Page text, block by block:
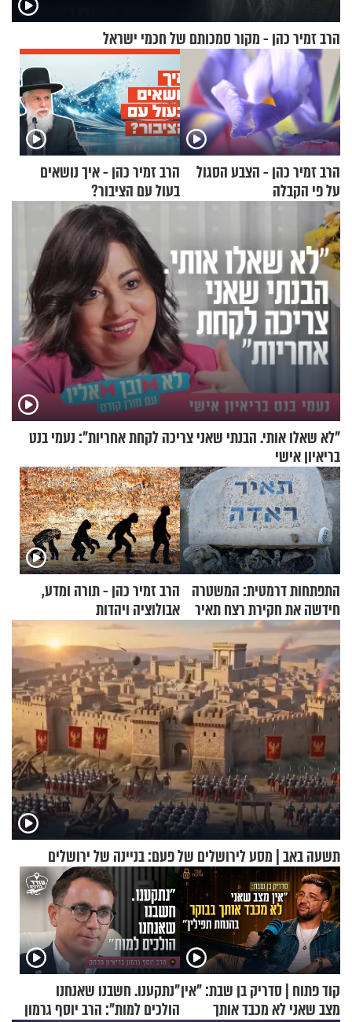
הרב זמיר כהן - מקור סמכותם של חכמי ישראל
הרב זמיר כהן - הצבע הסגול
על פי הקבלה
הרב זמיר כהן - איך נושאים
בעול עם הציבור?
"לא שאלו אותי. הבנתי שאני צריכה לקחת אחריות": נעמי בנט
בריאיון אישי
התפתחות דרמטית: המשטרה
חידשה את חקירת רצח תאיר
ראדה
הרב זמיר כהן - תורה ומדע,
אבולוציה ויהדות
תשעה באב | מסע לירושלים של פעם: בניינה של ירושלים
קוד פתוח | סדריק בן שבת: "אין
מצב שאני לא מכבד אותך
"נתקענו. חשבנו שאנחנו
הולכים למות": הרב יוסף גרמון